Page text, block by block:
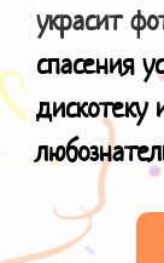
украсит
спасения
дискотеку